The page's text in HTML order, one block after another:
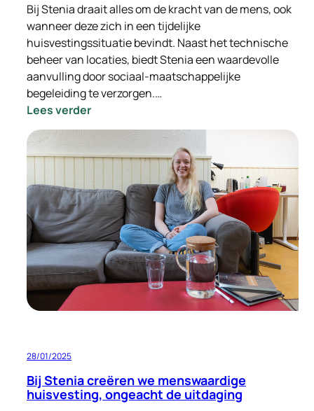
Bij Stenia draait alles om de kracht van de mens, ook
wanneer deze zich in een tijdelijke
huisvestingssituatie bevindt. Naast het technische
beheer van locaties, biedt Stenia een waardevolle
aanvulling door sociaal-maatschappelijke
begeleiding te verzorgen.…
Lees verder:
Sociaal-
maatschappelijke
begeleiding:
belangrijke
steun
bij
tijdelijke
huisvesting
28/01/2025
Bij Stenia creëren we menswaardige
huisvesting, ongeacht de uitdaging